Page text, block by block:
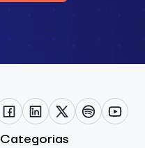
Categorias